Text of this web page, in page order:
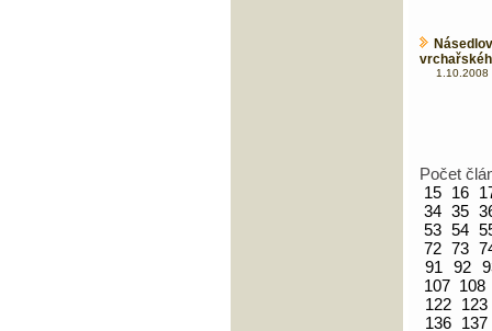
1.10.2008
Počet
15 16
34 35
53 54
72 73
91
92
107 108
122
123
136
137